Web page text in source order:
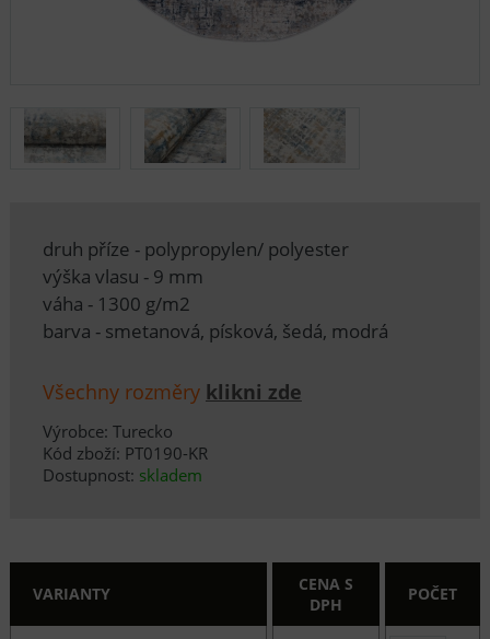
druh příze - polypropylen/ polyester
výška vlasu - 9 mm
váha - 1300 g/m2
barva - smetanová, písková, šedá, modrá
Všechny rozměry klikni zde
Výrobce: Turecko
Kód zboží: PT0190-KR
Dostupnost: skladem
VARIANTY
CENA S
DPH
POČET